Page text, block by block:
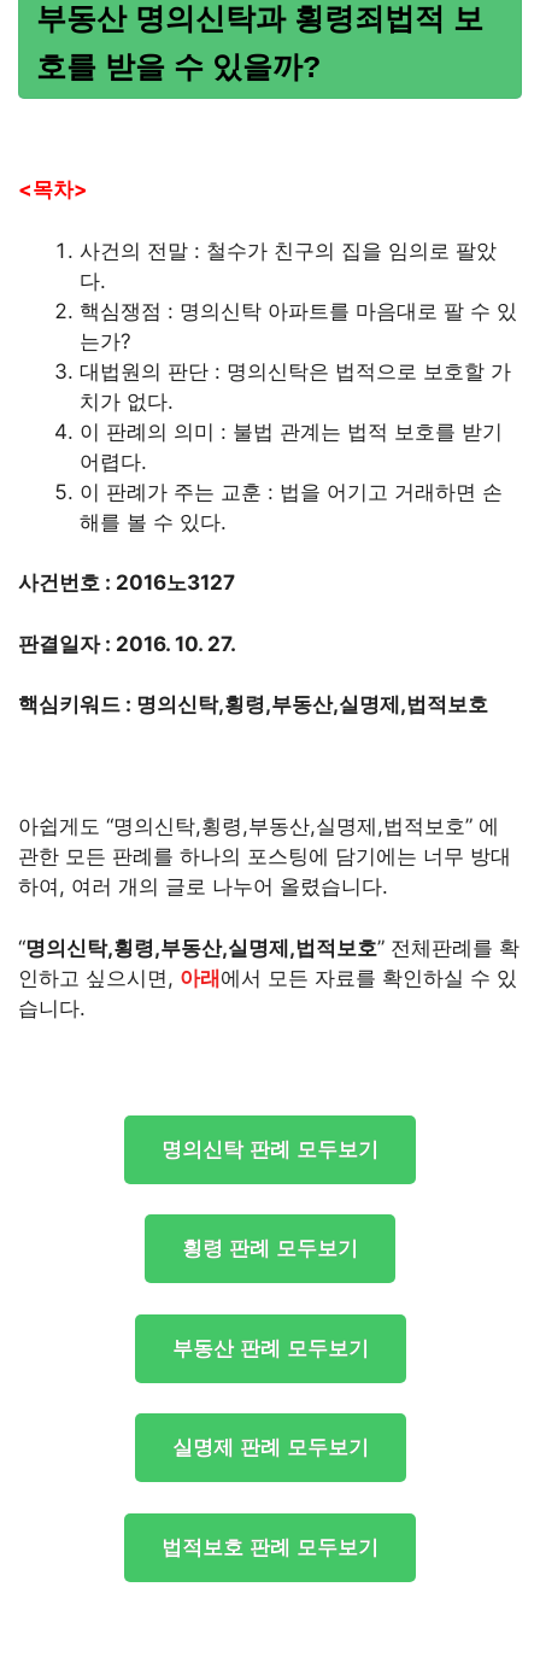
부동산 명의신탁과 횡령죄법적 보
호를 받을 수 있을까?
<목차>
사건의 전말 : 철수가 친구의 집을 임의로 팔았
다.
핵심쟁점 : 명의신탁 아파트를 마음대로 팔 수 있
는가?
대법원의 판단 : 명의신탁은 법적으로 보호할 가
치가 없다.
이 판례의 의미 : 불법 관계는 법적 보호를 받기
어렵다.
이 판례가 주는 교훈 : 법을 어기고 거래하면 손
해를 볼 수 있다.
사건번호 : 2016노3127
판결일자 : 2016. 10. 27.
핵심키워드 : 명의신탁,횡령,부동산,실명제,법적보호
아쉽게도 “명의신탁,횡령,부동산,실명제,법적보호” 에
관한 모든 판례를 하나의 포스팅에 담기에는 너무 방대
하여, 여러 개의 글로 나누어 올렸습니다.
“명의신탁,횡령,부동산,실명제,법적보호” 전체판례를 확
인하고 싶으시면, 아래에서 모든 자료를 확인하실 수 있
습니다.
명의신탁 판례 모두보기
횡령 판례 모두보기
부동산 판례 모두보기
실명제 판례 모두보기
법적보호 판례 모두보기